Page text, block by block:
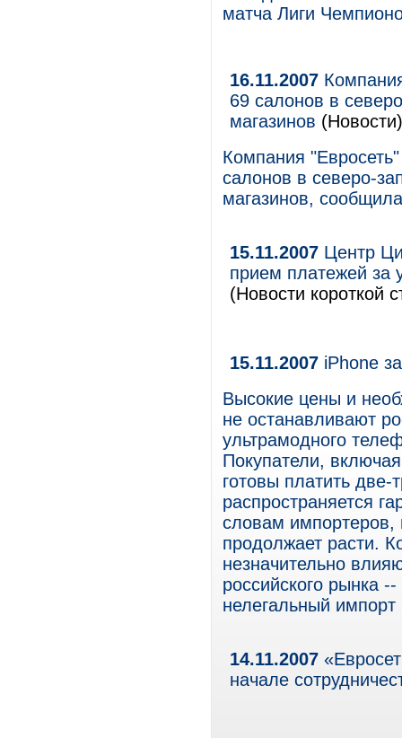
матча Лиги
16.11.2007
69 салонов в
магазинов (Новости)
Компания
салонов в северо-
магазинов,
15.11.2007 Центр
прием платежей за
(Новости короткой
15.11.2007 iPhone
Высокие цены и
не останавливают
ультрамодного
Покупатели,
готовы платить две-
распространяется
словам импортеров,
продолжает расти.
незначительно
российского рынка
нелегальный
14.11.2007
начале